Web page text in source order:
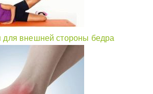
для внешней стороны бедра